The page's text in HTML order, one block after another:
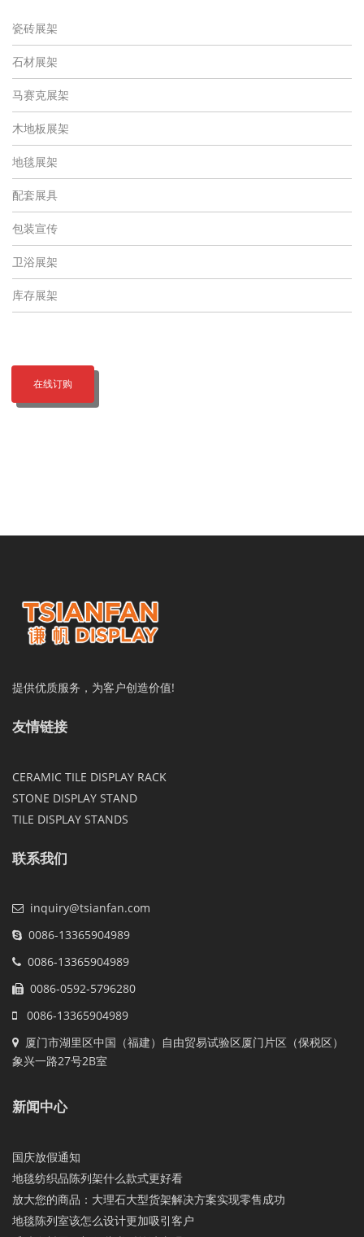
瓷砖展架
石材展架
马赛克展架
木地板展架
地毯展架
配套展具
包装宣传
卫浴展架
库存展架
在线订购
提供优质服务，为客户创造价值!
友情链接
CERAMIC TILE DISPLAY RACK
STONE DISPLAY STAND
TILE DISPLAY STANDS
联系我们
inquiry@tsianfan.com
0086-13365904989
0086-13365904989
0086-0592-5796280
0086-13365904989
厦门市湖里区中国（福建）自由贸易试验区厦门片区（保税区）
象兴一路27号2B室
新闻中心
国庆放假通知
地毯纺织品陈列架什么款式更好看
放大您的商品：大理石大型货架解决方案实现零售成功
地毯陈列室该怎么设计更加吸引客户